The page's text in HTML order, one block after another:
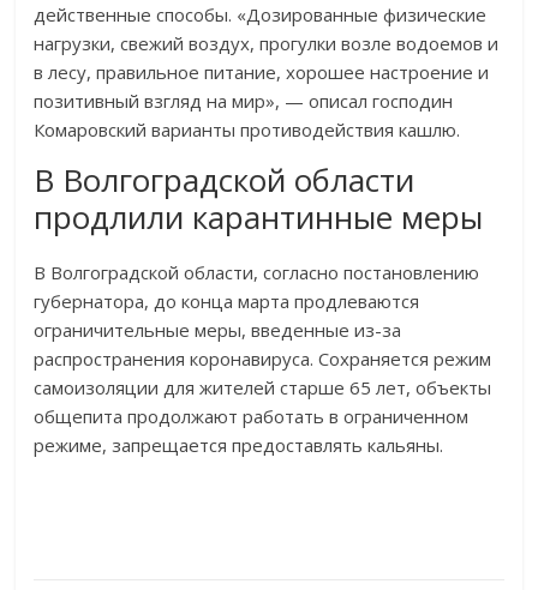
действенные способы. «Дозированные физические
нагрузки, свежий воздух, прогулки возле водоемов и
в лесу, правильное питание, хорошее настроение и
позитивный взгляд на мир», — описал господин
Комаровский варианты противодействия кашлю.
В Волгоградской области
продлили карантинные меры
В Волгоградской области, согласно постановлению
губернатора, до конца марта продлеваются
ограничительные меры, введенные из-за
распространения коронавируса. Сохраняется режим
самоизоляции для жителей старше 65 лет, объекты
общепита продолжают работать в ограниченном
режиме, запрещается предоставлять кальяны.